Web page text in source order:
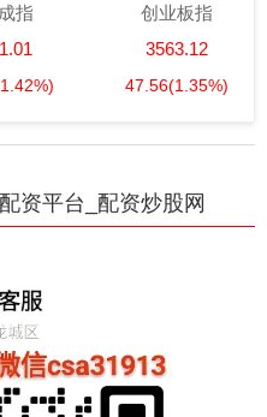
指
创业板指
3563.12
47.56(1.35%)
资平台_配资炒股网